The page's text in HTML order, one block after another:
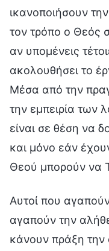
ικανοποιήσουν
τον τρόπο ο Θεός
αν υπομένεις
ακολουθήσει το
Μέσα από την
την εμπειρία των
είναι σε θέση να
και μόνο εάν
Θεού μπορούν να
Αυτοί που
αγαπούν την
κάνουν πράξη την